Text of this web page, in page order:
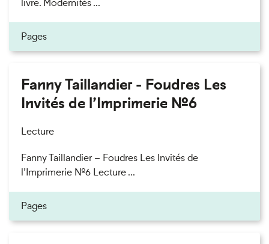
livre. Modernités ...
Pages
Fanny Taillandier - Foudres Les
Invités de l’Imprimerie n°6
Lecture
Fanny Taillandier – Foudres Les Invités de
l’Imprimerie n°6 Lecture ...
Pages